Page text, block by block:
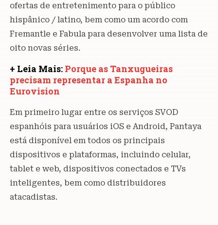
ofertas de entretenimento para o público
hispânico / latino, bem como um acordo com
Fremantle e Fabula para desenvolver uma lista de
oito novas séries.
+ Leia Mais: Porque as Tanxugueiras
precisam representar a Espanha no
Eurovision
Em primeiro lugar entre os serviços SVOD
espanhóis para usuários iOS e Android, Pantaya
está disponível em todos os principais
dispositivos e plataformas, incluindo celular,
tablet e web, dispositivos conectados e TVs
inteligentes, bem como distribuidores
atacadistas.